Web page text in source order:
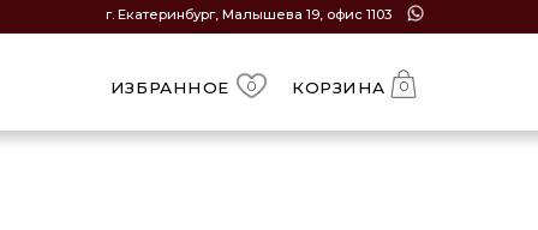
0
Малышева 19, офис 1103